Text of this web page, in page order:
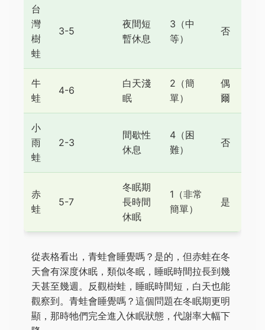
台
灣
樹
蛙
3-5
夜間短
暫休息
3（中
等）
否
牛
蛙
4-6
白天淺
眠
2（簡
單）
偶
爾
小
雨
蛙
2-3
間歇性
休息
4（困
難）
否
赤
蛙
5-7
冬眠期
長時間
休眠
1（非常
簡單）
是
從表格看出，青蛙會睡覺嗎？是的，但赤蛙在冬
天會有深度休眠，類似冬眠，睡眠時間拉長到幾
天甚至幾週。反觀樹蛙，睡眠時間短，白天也能
觀察到。青蛙會睡覺嗎？這個問題在冬眠期更明
顯，那時牠們完全進入休眠狀態，代謝率大幅下